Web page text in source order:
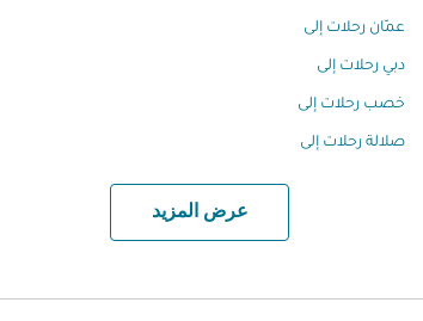
عمّان رحلات إلى
دبي رحلات إلى
خصب رحلات إلى
صلالة رحلات إلى
عرض المزيد